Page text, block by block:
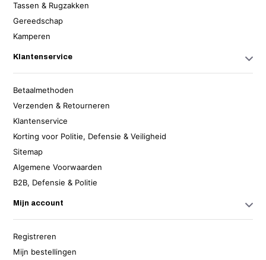
Tassen & Rugzakken
Gereedschap
Kamperen
Klantenservice
Betaalmethoden
Verzenden & Retourneren
Klantenservice
Korting voor Politie, Defensie & Veiligheid
Sitemap
Algemene Voorwaarden
B2B, Defensie & Politie
Mijn account
Registreren
Mijn bestellingen